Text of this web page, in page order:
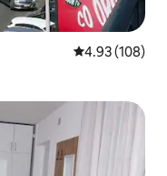
Calificación
4.93 (108)